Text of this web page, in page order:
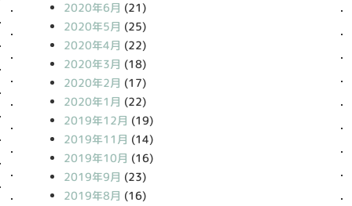
2020年6月 (21)
2020年5月 (25)
2020年4月 (22)
2020年3月 (18)
2020年2月 (17)
2020年1月 (22)
2019年12月 (19)
2019年11月 (14)
2019年10月 (16)
2019年9月 (23)
2019年8月 (16)